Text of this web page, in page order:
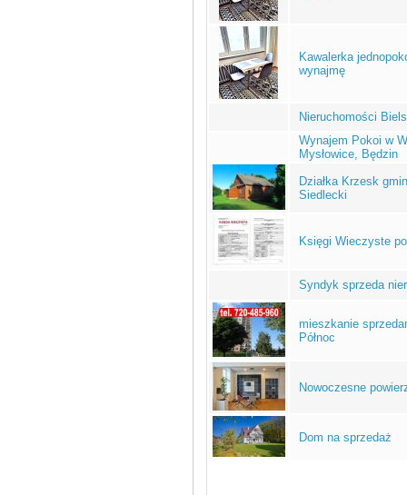
Kawalerka
wynajmę
Nieruchomości
Wynajem Pokoi w
Mysłowice, Będzin
Działka Krzesk
Siedlecki
Księgi Wieczyste
Syndyk sprzeda
mieszkanie
Północ
Nowoczesne
Dom na sprzedaż